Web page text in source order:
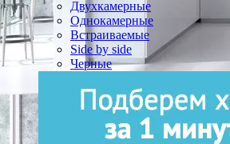
Двухкамерные
Однокамерные
Встраиваемые
Side by side
Черные